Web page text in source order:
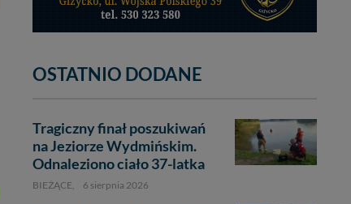
OSTATNIO DODANE
Tragiczny finał poszukiwań
na Jeziorze Wydmińskim.
Odnaleziono ciało 37-latka
BIEŻĄCE, 6 sierpnia 2026